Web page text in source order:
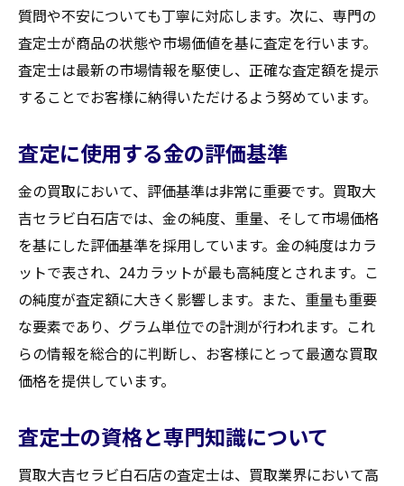
質問や不安についても丁寧に対応します。次に、専門の
査定士が商品の状態や市場価値を基に査定を行います。
査定士は最新の市場情報を駆使し、正確な査定額を提示
することでお客様に納得いただけるよう努めています。
査定に使用する金の評価基準
金の買取において、評価基準は非常に重要です。買取大
吉セラビ白石店では、金の純度、重量、そして市場価格
を基にした評価基準を採用しています。金の純度はカラ
ットで表され、24カラットが最も高純度とされます。こ
の純度が査定額に大きく影響します。また、重量も重要
な要素であり、グラム単位での計測が行われます。これ
らの情報を総合的に判断し、お客様にとって最適な買取
価格を提供しています。
査定士の資格と専門知識について
買取大吉セラビ白石店の査定士は、買取業界において高